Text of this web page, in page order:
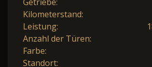
Kilometerstand:
Leistung:
Anzahl der Türen:
Farbe:
Standort: